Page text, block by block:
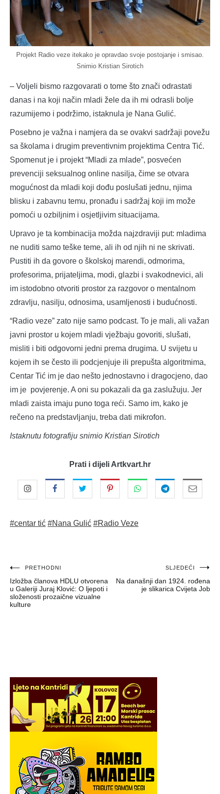
Projekt Radio veze itekako je opravdao svoje postojanje i smisao.
Snimio Kristian Sirotich
– Voljeli bismo razgovarati o tome što znači odrastati
danas i na koji način mladi žele da ih mi odrasli bolje
razumijemo i podržimo, istaknula je Nana Gulić.
Posebno je važna i namjera da se ovakvi sadržaji povežu
sa školama i drugim preventivnim projektima Centra Tić.
Spomenut je i projekt “Mladi za mlade”, posvećen
prevenciji seksualnog online nasilja, čime se otvara
mogućnost da mladi koji dođu poslušati jednu, njima
blisku i zabavnu temu, pronađu i sadržaj koji im može
pomoći u ozbiljnim i osjetljivim situacijama.
Upravo je ta kombinacija možda najzdraviji put: mladima
ne nuditi samo teške teme, ali ih od njih ni ne skrivati.
Pustiti ih da govore o školskoj marendi, odmorima,
profesorima, prijateljima, modi, glazbi i svakodnevici, ali
im istodobno otvoriti prostor za razgovor o mentalnom
zdravlju, nasilju, odnosima, usamljenosti i budućnosti.
“Radio veze” zato nije samo podcast. To je mali, ali važan
javni prostor u kojem mladi vježbaju govoriti, slušati,
misliti i biti odgovorni jedni prema drugima. U svijetu u
kojem ih se često ili podcjenjuje ili prepušta algoritmima,
Centar Tić im je dao nešto jednostavno i dragocjeno, dao
im je povjerenje. A oni su pokazali da ga zaslužuju. Jer
mladi zaista imaju puno toga reći. Samo im, kako je
rečeno na predstavljanju, treba dati mikrofon.
Istaknutu fotografiju snimio Kristian Sirotich
Prati i dijeli Artkvart.hr
#centar tić #Nana Gulić #Radio Veze
Navigacija
objava
PRETHODNI
Izložba članova HDLU otvorena
u Galeriji Juraj Klović: O ljepoti i
složenosti prozaične vizualne
kulture
SLJEDEĆI
Na današnji dan 1924. rođena
je slikarica Cvijeta Job